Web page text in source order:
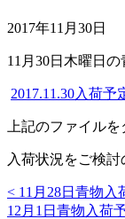
2017年11月30日
11月30日木曜日
2017.11.30入荷予
上記のファイル
入荷状況をご検討
< 11月28日青物入
12月1日青物入荷